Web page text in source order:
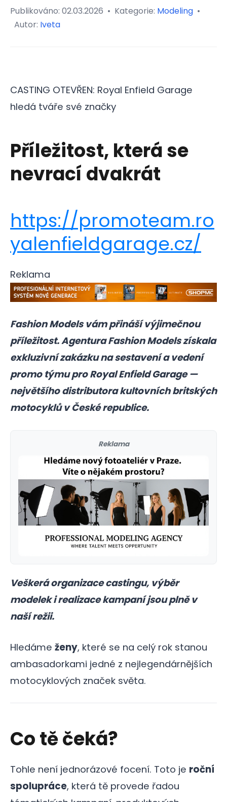
Publikováno: 02.03.2026 • Kategorie: Modeling •
Autor: Iveta
CASTING OTEVŘEN: Royal Enfield Garage
hledá tváře své značky
Příležitost, která se
nevrací dvakrát
https://promoteam.ro
yalenfieldgarage.cz/
Reklama
Fashion Models vám přináší výjimečnou
příležitost. Agentura Fashion Models získala
exkluzivní zakázku na sestavení a vedení
promo týmu pro Royal Enfield Garage —
největšího distributora kultovních britských
motocyklů v České republice.
Reklama
Veškerá organizace castingu, výběr
modelek i realizace kampaní jsou plně v
naší režii.
Hledáme ženy, které se na celý rok stanou
ambasadorkami jedné z nejlegendárnějších
motocyklových značek světa.
Co tě čeká?
Tohle není jednorázové focení. Toto je roční
spolupráce, která tě provede řadou